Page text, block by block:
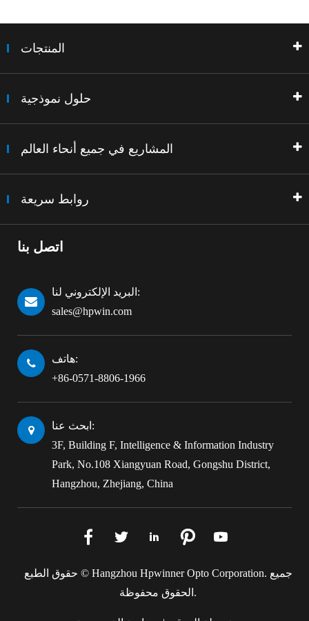
المنتجات
حلول نموذجية
المشاريع في جميع أنحاء العالم
روابط سريعة
اتصل بنا
البريد الإلكتروني لنا:
sales@hpwin.com
هاتف:
+86-0571-8806-1966
ابحث عنا:
3F, Building F, Intelligence & Information Industry
Park, No.108 Xiangyuan Road, Gongshu District,
Hangzhou, Zhejiang, China
    
حقوق الطبع © Hangzhou Hpwinner Opto Corporation.
الحقوق محفوظة.